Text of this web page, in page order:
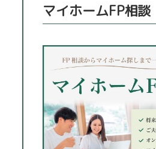
マイホームFP相談